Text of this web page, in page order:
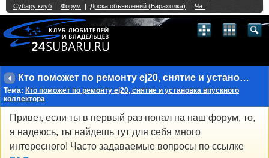
Кто поможет по ремонту ej20, снятие и установка впускного коллектора
Тема: Кто поможет по ремонту ej20, снятие и установка впускного
коллектора
Привет, если ты в первый раз попал на наш форум, то,
я надеюсь, ты найдешь тут для себя много
интересного! Часто задаваемые вопросы по ссылке
Single Sign On provided byvBSSO
2 3 4 5 6 7 8 9 10 11 12 13 14 15 16 17 18 21 22 23 24 25 26
27 28 29 30 31 32 33 40 41 42 43